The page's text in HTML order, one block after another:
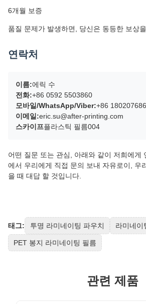
6개월 보증
품질 문제가 발생하면, 당신은 동등한 보상
연락처
이름:에릭 수
전화:+86 0592 5503860
모바일/WhatsApp/Viber:+86
이메일:eric.su@after-printing.com
스카이프플라스틱 필름004
어떤 질문 또는 관심, 아래와 같이 저희에게
에서 우리에게 직접 문의 보내 자유로이, 우
을 때 대답 할 것입니다.
태그: 투명 라미네이팅 파우치 라미네이
PET 봉지 라미네이팅 필름
관련 제품